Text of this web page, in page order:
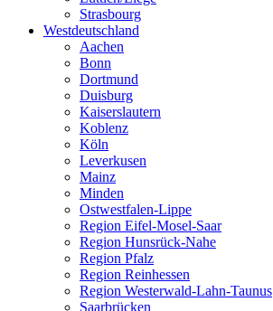
Strasbourg
Westdeutschland
Aachen
Bonn
Dortmund
Duisburg
Kaiserslautern
Koblenz
Köln
Leverkusen
Mainz
Minden
Ostwestfalen-Lippe
Region Eifel-Mosel-Saar
Region Hunsrück-Nahe
Region Pfalz
Region Reinhessen
Region Westerwald-Lahn-Taunus
Saarbrücken